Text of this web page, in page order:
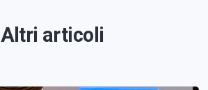
Altri articoli